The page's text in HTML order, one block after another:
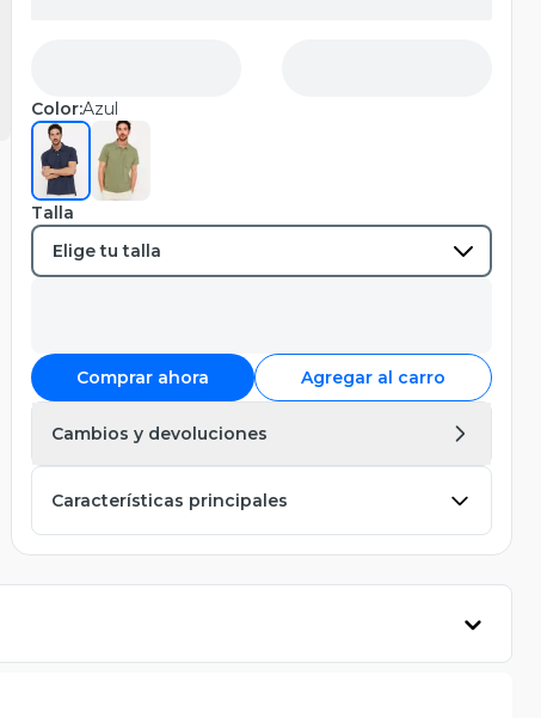
Color:Azul
Talla
Comprar ahora Agregar al carro
Cambios y devoluciones
Características principales